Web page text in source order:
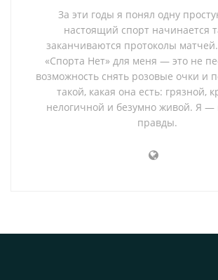
За эти годы я понял одну
настоящий спорт начинается
заканчиваются протоколы
«Спорта Нет» для меня — это не
возможность снять розовые очки и
такой, какая она есть: грязной,
нелогичной и безумно живой. Я —
правды.